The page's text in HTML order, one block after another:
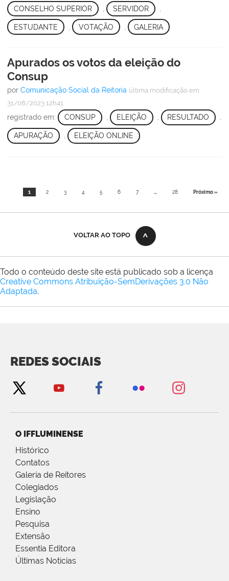
CONSELHO SUPERIOR SERVIDOR
ESTUDANTE VOTAÇÃO GALERIA
Apurados os votos da eleição do
Consup
por Comunicação Social da Reitoria última modificação em
31/08/2023 12h41
registrado em: CONSUP , ELEIÇÃO , RESULTADO ,
APURAÇÃO ELEIÇÃO ONLINE
1 2 3 4 5 6 7 ... 28 Próximo »
VOLTAR AO TOPO
Todo o conteúdo deste site está publicado sob a licença
Creative Commons Atribuição-SemDerivações 3.0 Não
Adaptada.
REDES SOCIAIS
O IFFLUMINENSE
Histórico
Contatos
Galeria de Reitores
Colegiados
Legislação
Ensino
Pesquisa
Extensão
Essentia Editora
Últimas Notícias